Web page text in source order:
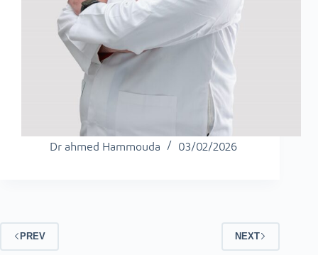
Dr ahmed Hammouda 03/02/2026
PREV NEXT